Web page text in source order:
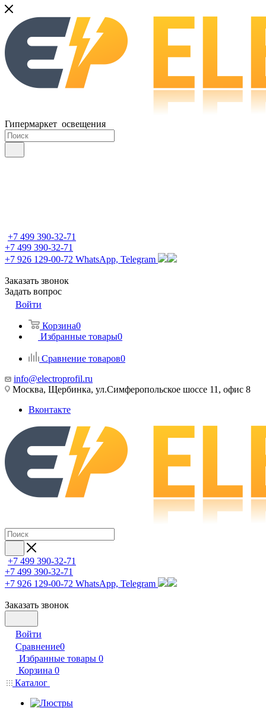
Гипермаркет освещения
+7 499 390-32-71
+7 499 390-32-71
+7 926 129-00-72 WhatsApp, Telegram
Заказать звонок
Задать вопрос
Войти
Корзина0
Избранные товары0
Сравнение товаров0
info@electroprofil.ru
Москва, Щербинка, ул.Симферопольское шоссе 11, офис 8
Вконтакте
+7 499 390-32-71
+7 499 390-32-71
+7 926 129-00-72 WhatsApp, Telegram
Заказать звонок
Войти
Сравнение0
Избранные товары 0
Корзина 0
Каталог